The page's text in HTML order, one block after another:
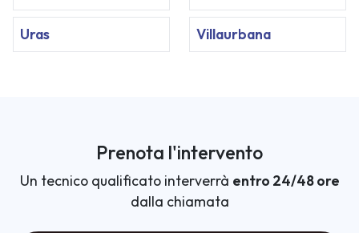
Uras Villaurbana
Prenota l'intervento
Un tecnico qualificato interverrà entro 24/48 ore
dalla chiamata